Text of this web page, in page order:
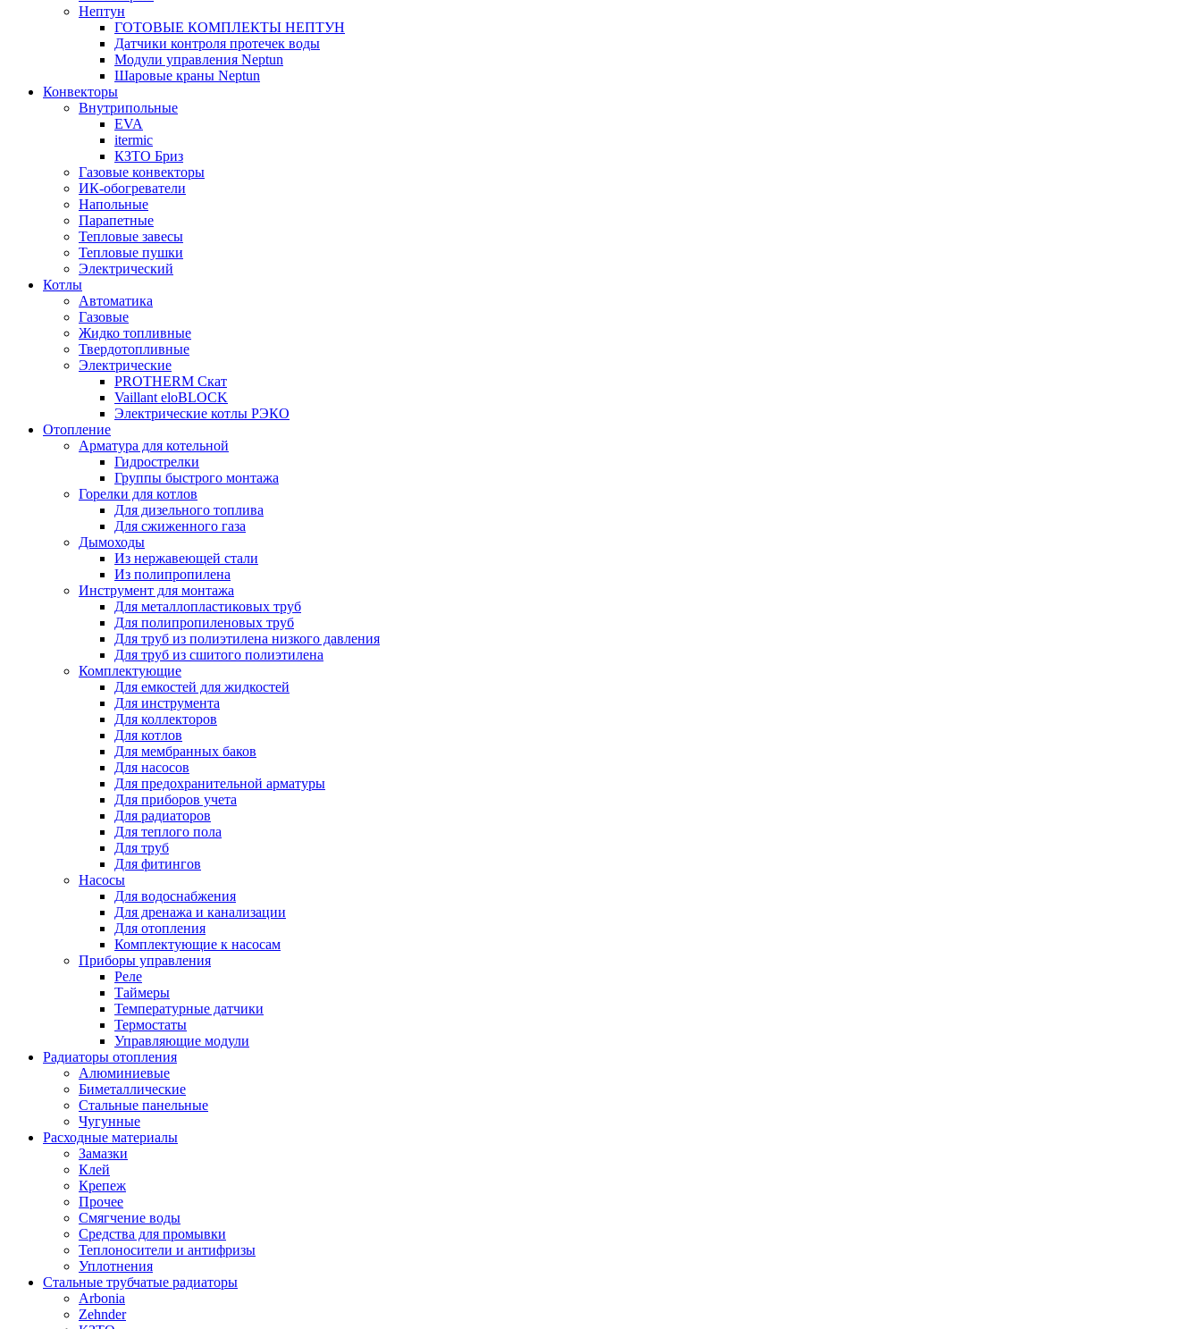
Нептун
ГОТОВЫЕ КОМПЛЕКТЫ НЕПТУН
Датчики контроля протечек воды
Модули управления Neptun
Шаровые краны Neptun
Конвекторы
Внутрипольные
EVA
itermic
КЗТО Бриз
Газовые конвекторы
ИК-обогреватели
Напольные
Парапетные
Тепловые завесы
Тепловые пушки
Электрический
Котлы
Автоматика
Газовые
Жидко топливные
Твердотопливные
Электрические
PROTHERM Скат
Vaillant eloBLOCK
Электрические котлы РЭКО
Отопление
Арматура для котельной
Гидрострелки
Группы быстрого монтажа
Горелки для котлов
Для дизельного топлива
Для сжиженного газа
Дымоходы
Из нержавеющей стали
Из полипропилена
Инструмент для монтажа
Для металлопластиковых труб
Для полипропиленовых труб
Для труб из полиэтилена низкого давления
Для труб из сшитого полиэтилена
Комплектующие
Для емкостей для жидкостей
Для инструмента
Для коллекторов
Для котлов
Для мембранных баков
Для насосов
Для предохранительной арматуры
Для приборов учета
Для радиаторов
Для теплого пола
Для труб
Для фитингов
Насосы
Для водоснабжения
Для дренажа и канализации
Для отопления
Комплектующие к насосам
Приборы управления
Реле
Таймеры
Температурные датчики
Термостаты
Управляющие модули
Радиаторы отопления
Алюминиевые
Биметаллические
Стальные панельные
Чугунные
Расходные материалы
Замазки
Клей
Крепеж
Прочее
Смягчение воды
Средства для промывки
Теплоносители и антифризы
Уплотнения
Стальные трубчатые радиаторы
Arbonia
Zehnder